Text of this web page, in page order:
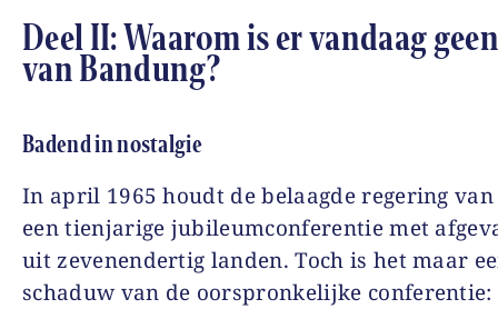
Deel II: Waarom is er vandaag
van Bandung?
Badend in nostalgie
In april 1965 houdt de belaagde regering van
een tienjarige jubileumconferentie met
uit zevenendertig landen. Toch is het maar
schaduw van de oorspronkelijke